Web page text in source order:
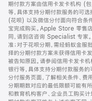
期付款方案由信用卡发卡机构 (包
等，具体支持分期付款服务的可
(花呗) 以及微信分付面向符合条
宝完成购买。Apple Store 零售
同，请到店咨询 Specialist 专家
准；对于花呗分期，需经蚂蚁金服
择的分期付款方案未获得信用卡
被告知原因。请参阅信用卡发卡
银行等，具体支持分期付款服务
分付服务页面，了解相关条件、费
分期期数对应的最低限额可能有
和教育机构客户、企业员工购买